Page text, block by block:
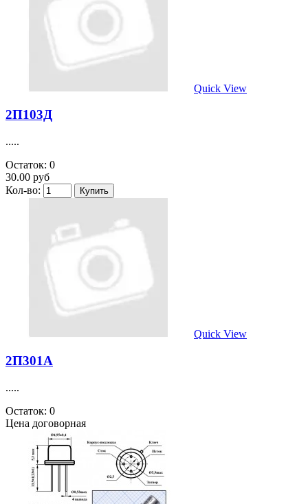
Quick View
2П103Д
.....
Остаток: 0
30.00 руб
Кол-во:
Quick View
2П301А
.....
Остаток: 0
Цена договорная